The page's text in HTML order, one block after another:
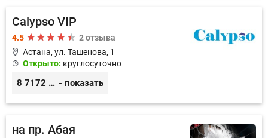
Calypso VIP
4.5
2 отзыва
Астана, ул. Ташенова, 1
Открыто: круглосуточно
8 7172 20 40 75, 8 701 5017630 - показать
на пр. Абая